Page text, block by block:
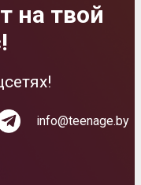
на твой
info@teenage.by